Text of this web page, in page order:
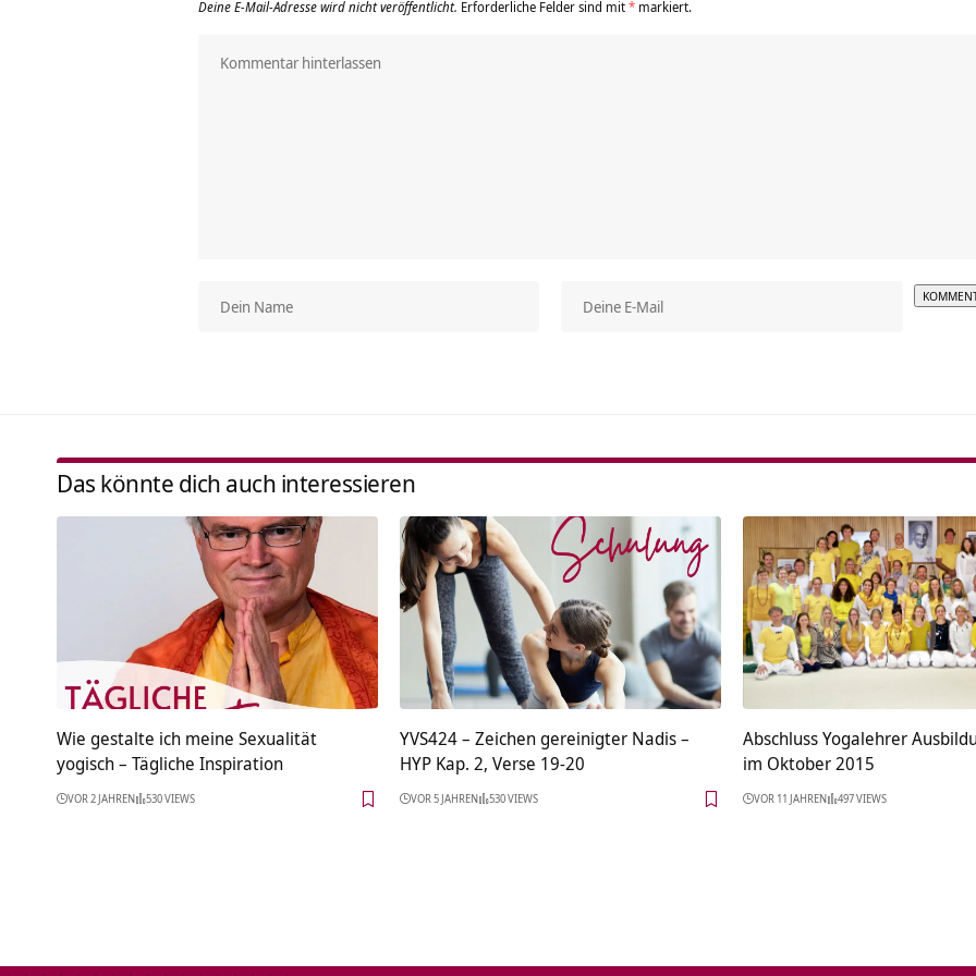
Deine E-Mail-Adresse wird nicht veröffentlicht. Erforderliche Felder sind mit* markiert.
Das könnte dich auch interessieren
Wie gestalte ich meine Sexualität
yogisch – Tägliche Inspiration
VOR 2 JAHREN 530 VIEWS
YVS424 – Zeichen gereinigter Nadis –
HYP Kap. 2, Verse 19-20
VOR 5 JAHREN 530 VIEWS
Abschluss Yogalehrer
im Oktober 2015
VOR 11 JAHREN 497 VIEWS